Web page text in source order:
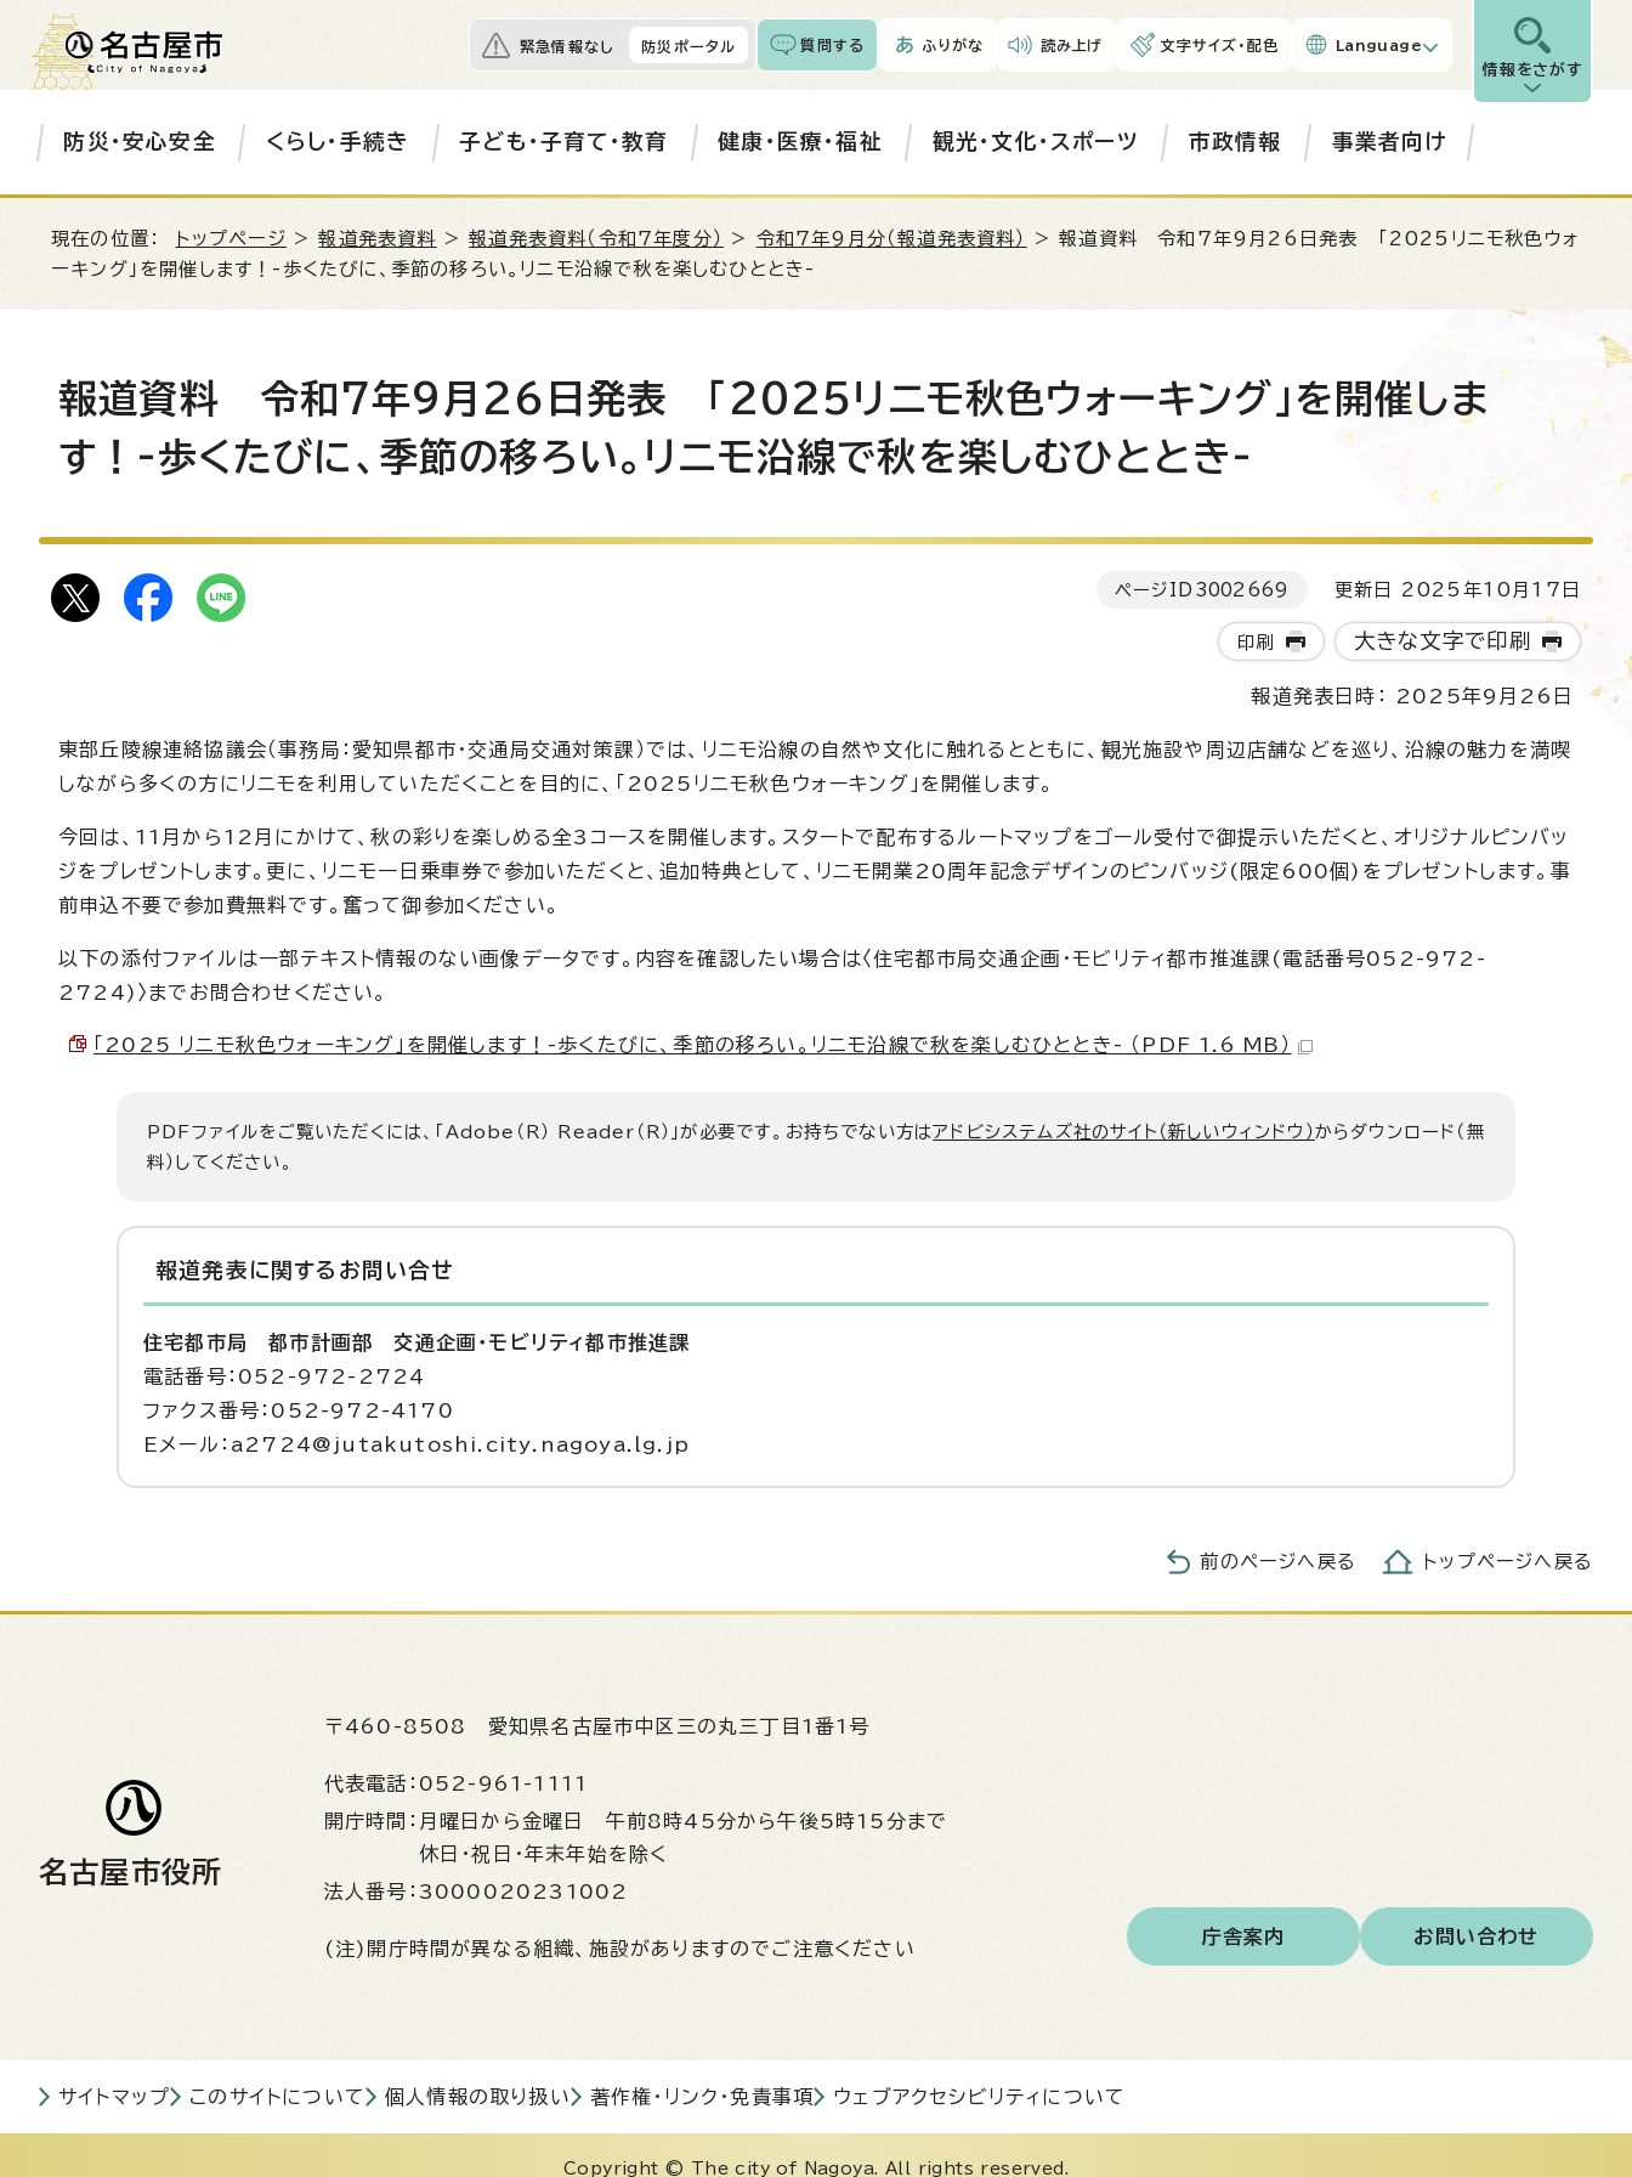
緊急情報なし 防災ポータル 質問する ふりがな 読み上げ 文字サイズ・配色 Language
情報をさがす
防災・安心安全 くらし・手続き 子ども・子育て・教育 健康・医療・福祉 観光・文化・スポーツ 市政情報 事業者向け
現在の位置： トップページ >報道発表資料 >報道発表資料（令和7年度分） > 令和7年9月分（報道発表資料）
> 報道資料 令和7年9月26日発表 「2025リニモ秋色ウォ
ーキング」を開催します！-歩くたびに、季節の移ろい。リニモ沿線で秋を楽しむひととき-
報道資料 令和7年9月26日発表 「2025リニモ秋色ウォーキング」を開催しま
す！-歩くたびに、季節の移ろい。リニモ沿線で秋を楽しむひととき-
ページID 3002669 更新日 2025年10月17日
印刷 大きな文字で印刷
報道発表日時： 2025年9月26日
東部丘陵線連絡協議会（事務局：愛知県都市・交通局交通対策課）では、リニモ沿線の自然や文化に触れるとともに、観光施設や周辺店舗などを巡り、沿線の魅力を満喫
しながら多くの方にリニモを利用していただくことを目的に、「2025リニモ秋色ウォーキング」を開催します。
今回は、11月から12月にかけて、秋の彩りを楽しめる全3コースを開催します。スタートで配布するルートマップをゴール受付で御提示いただくと、オリジナルピンバッ
ジをプレゼントします。更に、リニモ一日乗車券で参加いただくと、追加特典として、リニモ開業20周年記念デザインのピンバッジ(限定600個)をプレゼントします。事
前申込不要で参加費無料です。奮って御参加ください。
以下の添付ファイルは一部テキスト情報のない画像データです。内容を確認したい場合は〈住宅都市局交通企画・モビリティ都市推進課(電話番号052-972-
2724)〉までお問合わせください。
「2025 リニモ秋色ウォーキング」を開催します！-歩くたびに、季節の移ろい。リニモ沿線で秋を楽しむひととき- （PDF 1.6 MB）
PDFファイルをご覧いただくには、「Adobe（R） Reader（R）」が必要です。お持ちでない方はアドビシステムズ社のサイト（新しいウィンドウ）からダウンロード（無
料）してください。
報道発表に関するお問い合せ
住宅都市局 都市計画部 交通企画・モビリティ都市推進課
電話番号：052-972-2724
ファクス番号：052-972-4170
Eメール：a2724@jutakutoshi.city.nagoya.lg.jp
前のページへ戻る トップページへ戻る
名古屋市役所
〒460-8508 愛知県名古屋市中区三の丸三丁目1番1号
代表電話： 052-961-1111
開庁時間： 月曜日から金曜日 午前8時45分から午後5時15分まで
休日・祝日・年末年始を除く
法人番号： 3000020231002
(注)開庁時間が異なる組織、施設がありますのでご注意ください
庁舎案内 お問い合わせ
サイトマップ このサイトについて 個人情報の取り扱い 著作権・リンク・免責事項 ウェブアクセシビリティについて
Copyright © The city of Nagoya. All rights reserved.